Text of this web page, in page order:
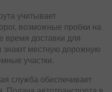
учитывает
возможные пробки на
время доставки для
знают местную дорожную
участки.
служба обеспечивает